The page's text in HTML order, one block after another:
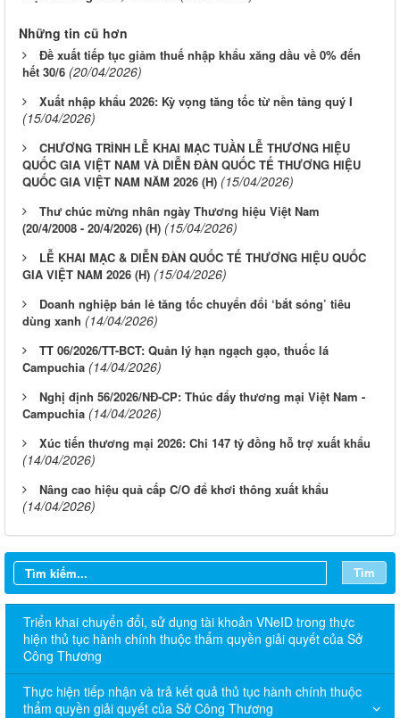
Những tin cũ hơn
Đề xuất tiếp tục giảm thuế nhập khẩu xăng dầu về 0% đến
hết 30/6 (20/04/2026)
Xuất nhập khẩu 2026: Kỳ vọng tăng tốc từ nền tảng quý I
(15/04/2026)
CHƯƠNG TRÌNH LỄ KHAI MẠC TUẦN LỄ THƯƠNG HIỆU
QUỐC GIA VIỆT NAM VÀ DIỄN ĐÀN QUỐC TẾ THƯƠNG HIỆU
QUỐC GIA VIỆT NAM NĂM 2026 (H) (15/04/2026)
Thư chúc mừng nhân ngày Thương hiệu Việt Nam
(20/4/2008 - 20/4/2026) (H) (15/04/2026)
LỄ KHAI MẠC & DIỄN ĐÀN QUỐC TẾ THƯƠNG HIỆU QUỐC
GIA VIỆT NAM 2026 (H) (15/04/2026)
Doanh nghiệp bán lẻ tăng tốc chuyển đổi ‘bắt sóng’ tiêu
dùng xanh (14/04/2026)
TT 06/2026/TT-BCT: Quản lý hạn ngạch gạo, thuốc lá
Campuchia (14/04/2026)
Nghị định 56/2026/NĐ-CP: Thúc đẩy thương mại Việt Nam -
Campuchia (14/04/2026)
Xúc tiến thương mại 2026: Chi 147 tỷ đồng hỗ trợ xuất khẩu
(14/04/2026)
Nâng cao hiệu quả cấp C/O để khơi thông xuất khẩu
(14/04/2026)
Tìm
Triển khai chuyển đổi, sử dụng tài khoản VNeID trong thực
hiện thủ tục hành chính thuộc thẩm quyền giải quyết của Sở
Công Thương
Thực hiện tiếp nhận và trả kết quả thủ tục hành chính thuộc
thẩm quyền giải quyết của Sở Công Thương